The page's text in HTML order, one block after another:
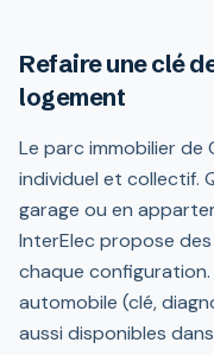
Refaire une clé
logement
Le parc immobilier
individuel et collectif.
garage ou en
InterElec propose
chaque
automobile (clé,
aussi disponibles